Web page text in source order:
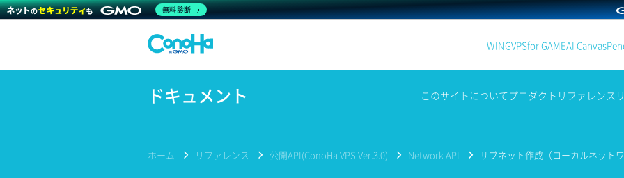
WINGVPSfor GAMEAI Canvas
ドキュメント このサイトについてプロダクト リファレンス
ホーム リファレンス 公開API(ConoHa VPS Ver.3.0) Network API サブネット作成（ローカルネットワ
無料診断